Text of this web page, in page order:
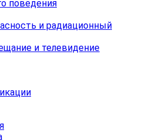
поведения
и радиационный
и телевидение